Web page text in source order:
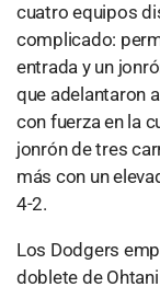
cuatro equipos
complicado:
entrada y un
que adelantaron
con fuerza en la
jonrón de tres
más con un
4-2.
Los Dodgers
doblete de